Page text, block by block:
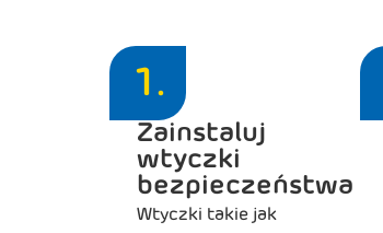
1.
Zainstaluj
wtyczki
bezpieczeństwa
Wtyczki takie jak